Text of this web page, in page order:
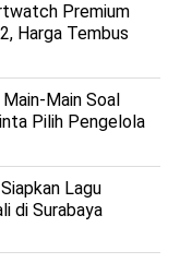
Premium
Harga Tembus
Main Soal
Pilih Pengelola
Lagu
di Surabaya